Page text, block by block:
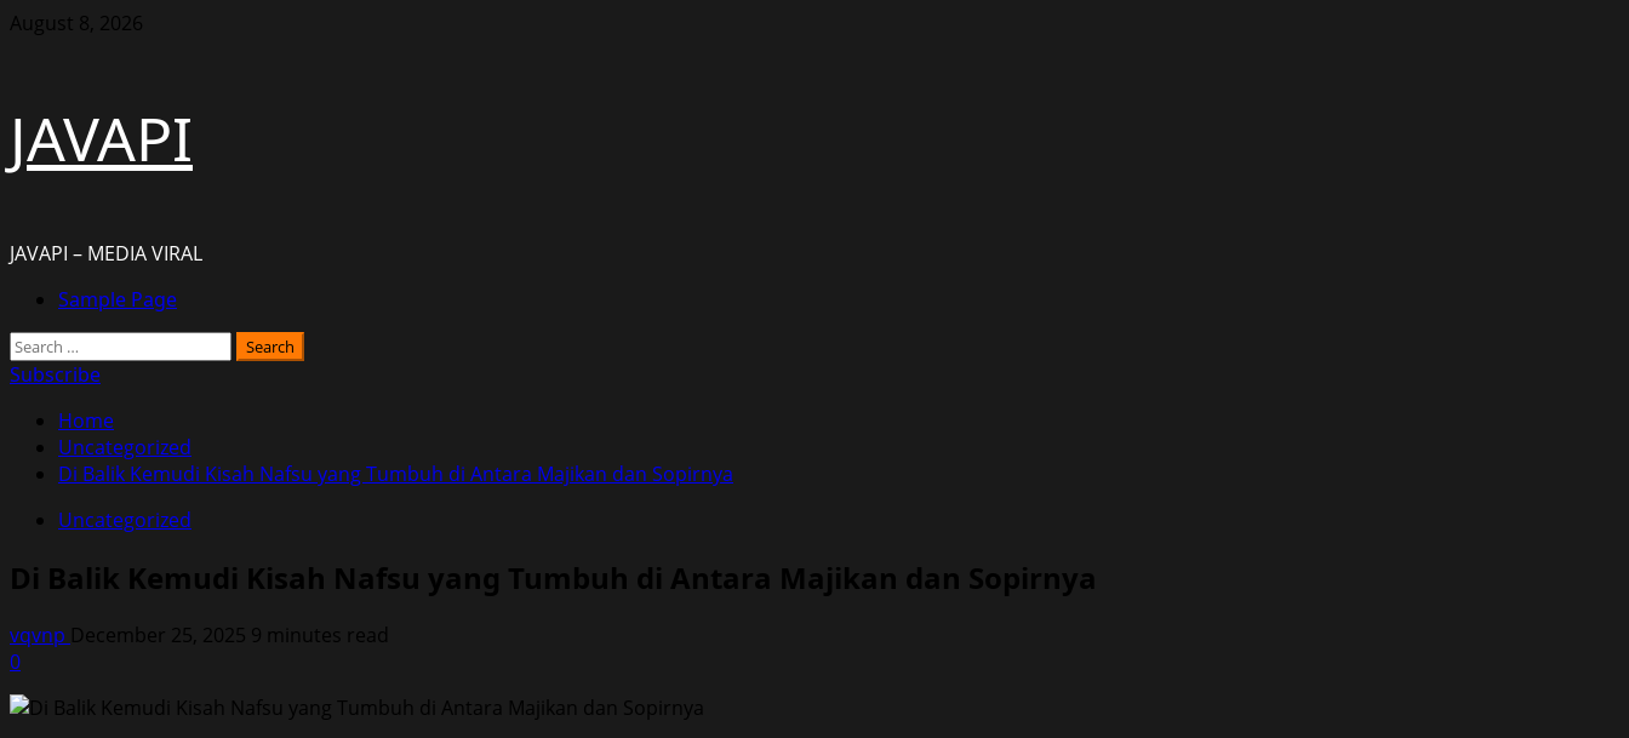
Skip
August 8, 2026
JAVAPI
JAVAPI – MEDIA VIRAL
PrimarySample Page
Search
for:
Subscribe
Home
Uncategorized
Di Balik Kemudi Kisah Nafsu yang Tumbuh di Antara Majikan dan Sopirnya
Uncategorized
Di Balik Kemudi Kisah Nafsu yang Tumbuh di Antara Majikan dan Sopirnya
vqvnp December 25, 2025 9 minutes read
0